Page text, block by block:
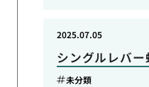
シングルレバ
2025.07.05
未分類